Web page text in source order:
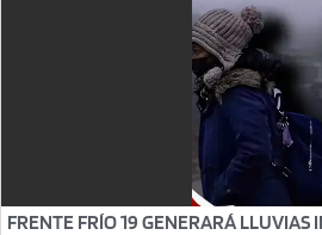
FRENTE FRÍO 19 GENERARÁ LLUVIAS